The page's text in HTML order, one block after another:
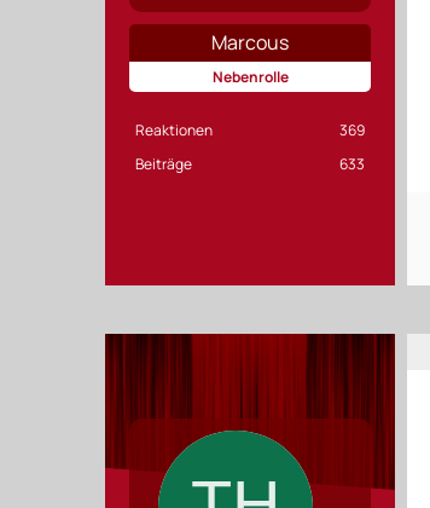
Marcous
Nebenrolle
Reaktionen
369
Beiträge
633